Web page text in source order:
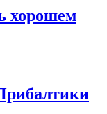
хорошем